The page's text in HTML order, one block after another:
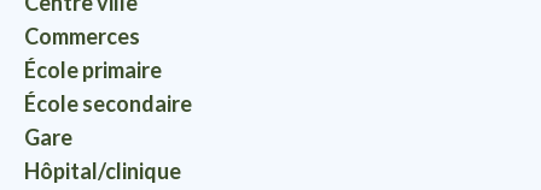
Commerces
École primaire
École secondaire
Gare
Hôpital/clinique